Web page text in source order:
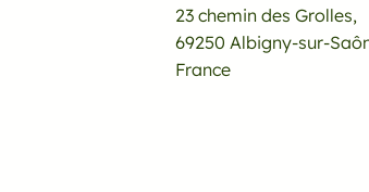
23 chemin des Grolles,
69250 Albigny-sur-
France